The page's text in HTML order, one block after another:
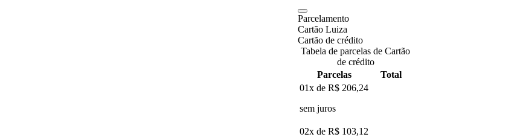
Parcelamento
Cartão Luiza
Cartão de crédito
Tabela de parcelas de Cartão
de crédito
Parcelas
Total
01x de R$ 206,24
sem juros
02x de R$ 103,12